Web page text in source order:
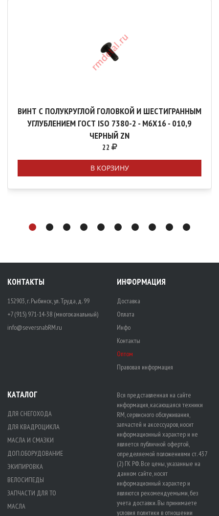
ВИНТ С ПОЛУКРУГЛОЙ ГОЛОВКОЙ И ШЕСТИГРАННЫМ
УГЛУБЛЕНИЕМ ГОСТ ISO 7380-2 - М6Х16 - 010,9
ЧЕРНЫЙ ZN
22
В КОРЗИНУ
КОНТАКТЫ
152903, г. Рыбинск, ул. Труда, д. 99
+7 (915) 971-14-38 (многоканальный)
info@seversnabRM.ru
ИНФОРМАЦИЯ
Доставка
Оплата
Инфо
Контакты
Оптом
Правовая информация
КАТАЛОГ
ДЛЯ СНЕГОХОДА
ДЛЯ КВАДРОЦИКЛА
МАСЛА И СМАЗКИ
ДОП.ОБОРУДОВАНИЕ
ЭКИПИРОВКА
ВЕЛОСИПЕДЫ
ЗАПЧАСТИ ДЛЯ ТО
МАСЛА
Вся представленная на сайте
информация, касающаяся техники
RM, сервисного обслуживания,
запчастей и аксессуаров, носит
информационный характер и не
является публичной офертой,
определяемой положениями ст. 437
(2) ГК РФ. Все цены, указанные на
данном сайте, носят
информационный характер и
являются рекомендуемыми, без
учета доставки. Вы принимаете
условия политики в отношении